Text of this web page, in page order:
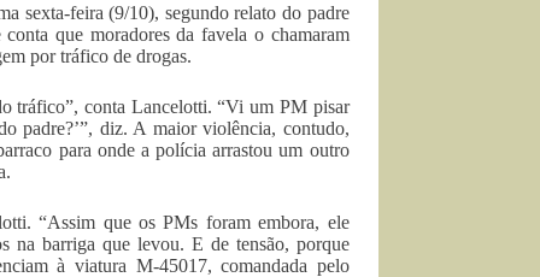
sexta-feira (9/10), segundo relato do padre
que moradores da favela o chamaram
por tráfico de drogas.
tráfico”, conta Lancelotti. “Vi um PM pisar
padre?’”, diz. A maior violência, contudo,
para onde a polícia arrastou um outro
“Assim que os PMs foram embora, ele
na barriga que levou. E de tensão, porque
à viatura M-45017, comandada pelo